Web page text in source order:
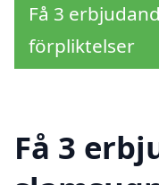
Få 3
förpliktelser
Få 3